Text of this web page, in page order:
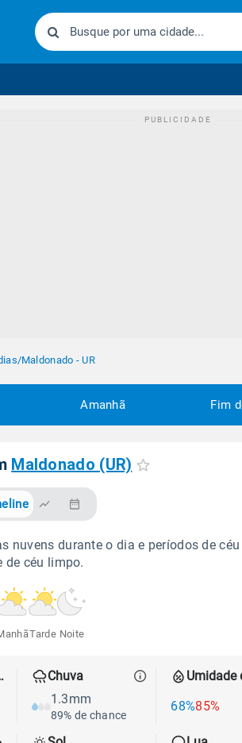
/Maldonado - UR
Amanhã Fim
Maldonado (UR)
nuvens durante o dia e períodos de céu
de céu limpo.
Tarde Noite
Chuva
1.3mm
89% de chance
Umidade
68%85%